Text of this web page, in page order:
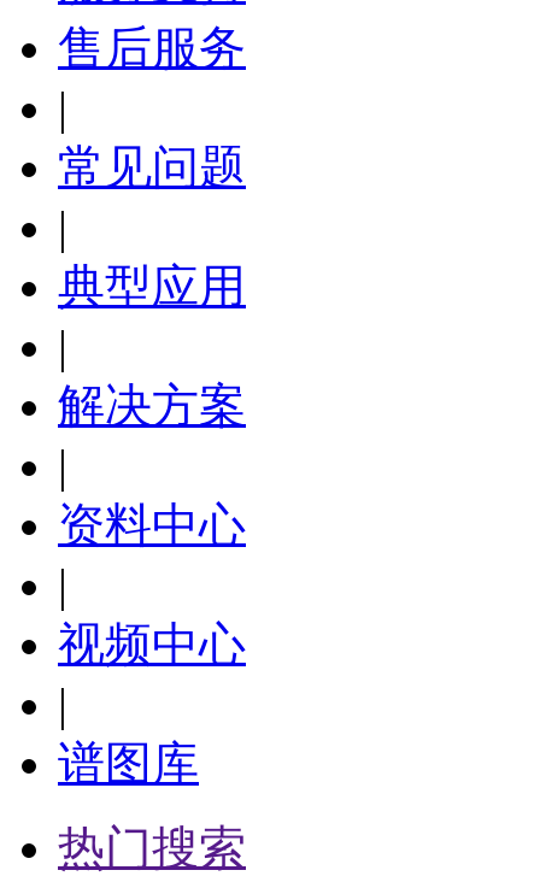
售后服务
|
常见问题
|
典型应用
|
解决方案
|
资料中心
|
视频中心
|
谱图库
热门搜索